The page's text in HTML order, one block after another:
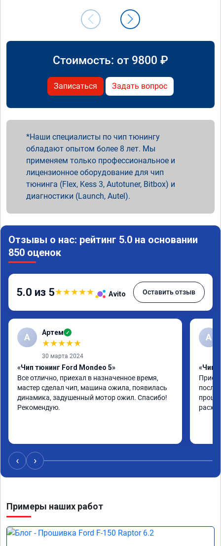
Стоимость: от 9800 ₽
Записаться Задать вопрос
Наши специалисты по чип тюнингу
обладают опытом более 8 лет. Мы
применяем только профессиональное и
лицензионное оборудование для чип
тюнинга (Flex, Kess 3, Autotuner, Bitbox) и
диагностики (Launch, Autel).
Отзывы о нас: рейтинг 5.0 на основании
850 оценок
5.0 из 5★★★★★ Avito Оставить отзыв
А Артем ✓
★★★★★
30 марта 2024
«Чип тюнинг Ford Mondeo 5»
Все отлично, приехал в назначенное время,
мастер сделал чип, машина ожила, появилась
динамика, задушенный мотор ожил. Спасибо!
Рекомендую.
А
«Чип
после
‹ ›
Примеры наших работ